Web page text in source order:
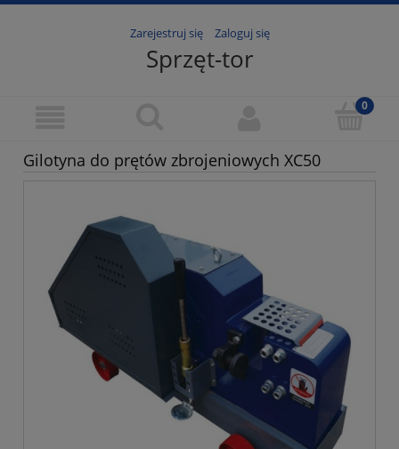
Zarejestruj się Zaloguj się
Sprzęt-tor
Gilotyna do prętów zbrojeniowych XC50